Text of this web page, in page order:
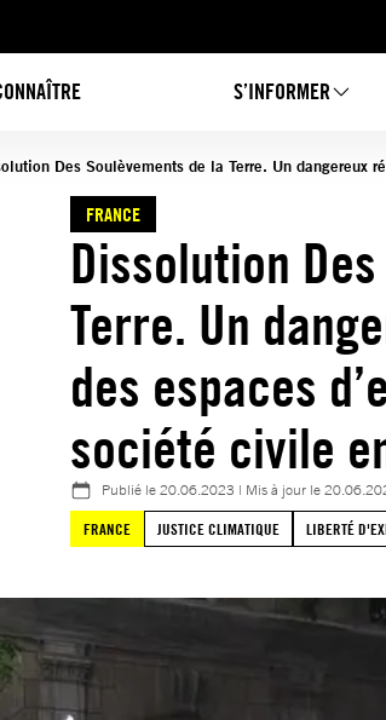
S’INFORMER
Des Soulèvements de la Terre. Un dangereux
FRANCE
Dissolution
Terre. Un
des espaces
société civile
Publié le20.06.2023 | Mis à jour le
FRANCE
JUSTICE CLIMATIQUE LIBERTÉ